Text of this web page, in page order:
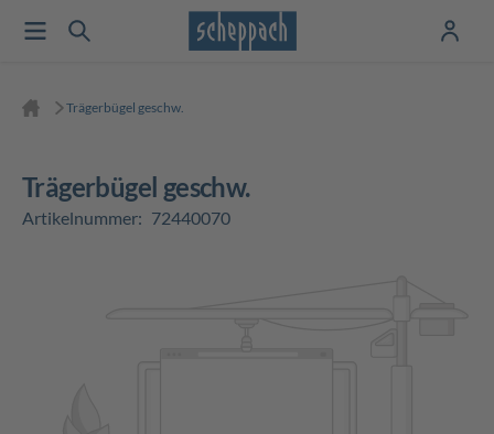
Trägerbügel geschw.
Trägerbügel geschw.
Artikelnummer: 72440070